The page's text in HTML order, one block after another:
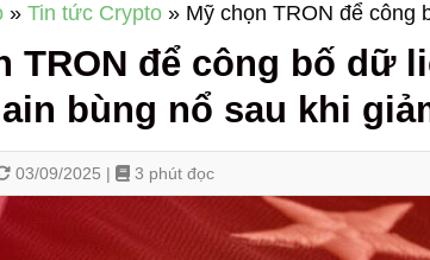
» Tin tức Crypto » Mỹ chọn TRON để công
TRON để công bố dữ
bùng nổ sau khi
03/09/2025 | 3 phút đọc